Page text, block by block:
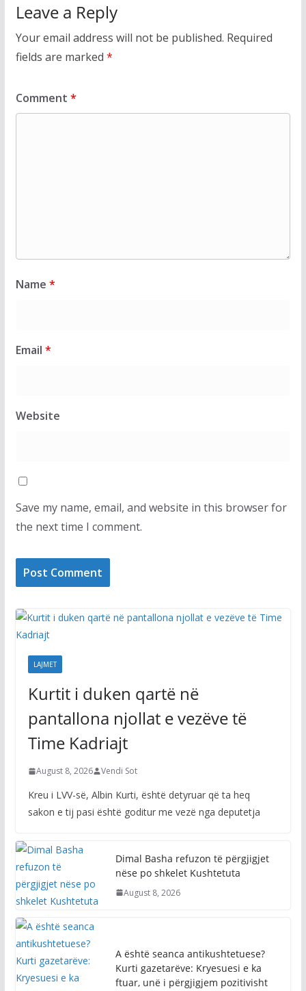
Leave a Reply
Your email address will not be published. Required
fields are marked *
Comment *
Name *
Email *
Website
Save my name, email, and website in this browser for
the next time I comment.
LAJMET
Kurtit i duken qartë në
pantallona njollat e vezëve të
Time Kadriajt
August 8, 2026 Vendi Sot
Kreu i LVV-së, Albin Kurti, është detyruar që ta heq
sakon e tij pasi është goditur me vezë nga deputetja
Dimal Basha refuzon të përgjigjet
nëse po shkelet Kushtetuta
August 8, 2026
A është seanca antikushtetuese?
Kurti gazetarëve: Kryesuesi e ka
ftuar, unë i përgjigjem pozitivisht